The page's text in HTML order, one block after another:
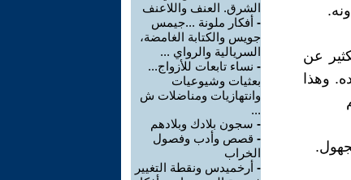
عن
وهذا
الشرق. العنف واللاعنف
- أفكار ملونة ...جيمس
جويس والكتابة الغامضة،
السريالية والرواي ...
- نساء تابعات للأزواج...
بعثيات وشيوعيات
وانتهازيات ومناضلات ش
...
- سجون بلادك وبلادهم
- قصص وأدب وفصول
الخراب
- أرخميدس ونقطة التغيير